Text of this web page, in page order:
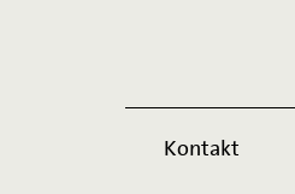
Kontakt